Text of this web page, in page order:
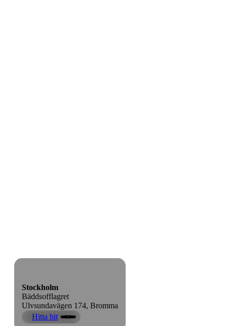
Stockholm
Bäddsofflagret
Ulvsundavägen 174, Bromma
Hitta hit